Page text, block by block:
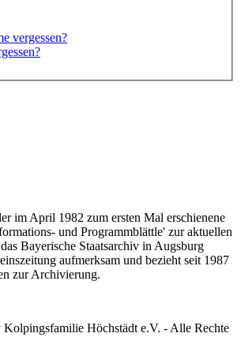
vergessen?
im April 1982 zum ersten Mal erschienene
und Programmblättle' zur aktuellen
Bayerische Staatsarchiv in Augsburg
aufmerksam und bezieht seit 1987
zur Archivierung.
Höchstädt e.V. - Alle Rechte